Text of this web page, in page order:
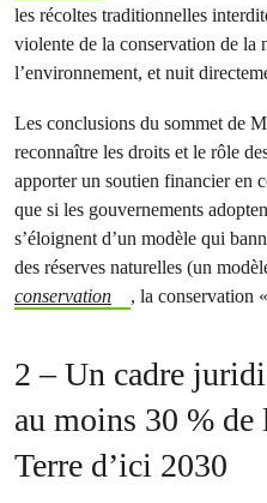
les récoltes traditionnelles
violente de la conservation de la
l’environnement, et nuit
Les conclusions du sommet de
reconnaître les droits et le rôle
apporter un soutien financier en
que si les gouvernements
s’éloignent d’un modèle qui
des réserves naturelles (un
conservation
, la conservation
2 – Un cadre
au moins 30 % de
Terre d’ici 2030